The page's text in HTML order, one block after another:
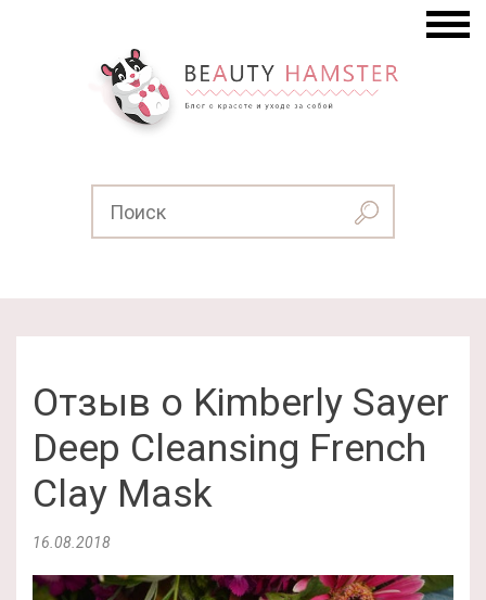
Отзыв о Kimberly Sayer
Deep Cleansing French
Clay Mask
16.08.2018